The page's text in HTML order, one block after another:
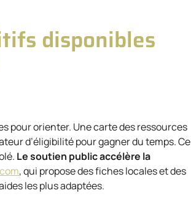
disponibles
pour orienter. Une carte des ressources
d’éligibilité pour gagner du temps. Ce
Le soutien public accélère la
, qui propose des fiches locales et des
les plus adaptées.